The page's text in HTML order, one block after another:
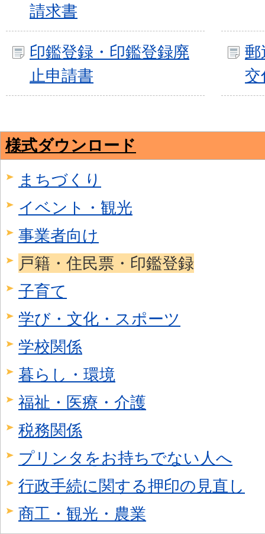
請求書
印鑑登録・印鑑登録廃
止申請書
郵
交
様式ダウンロード
まちづくり
イベント・観光
事業者向け
戸籍・住民票・印鑑登録
子育て
学び・文化・スポーツ
学校関係
暮らし・環境
福祉・医療・介護
税務関係
プリンタをお持ちでない人へ
行政手続に関する押印の見直し
商工・観光・農業